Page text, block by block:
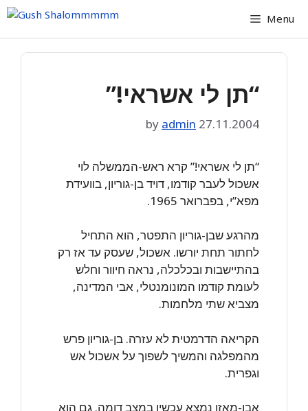
Skip
content
Menu
“תן לי אשראי!”
27.11.2004
by admin
“תן לי אשראי!” קרא ראש-הממשלה לוי
אשכול לעבר קודמו, דויד בן-גוריון, בוועידת
מפא”י, בפברואר 1965.
מהרגע שבן-גוריון התפטר, הוא התחיל
לחתור תחת יורשו. אשכול, שעסק עד אז רק
בהתיישבות ובכלכלה, נראה חיוור וחלש
לעומת קודמו המונומנטלי, אבי המדינה,
מצביא שתי מלחמות.
הקריאה הדרמטית לא עזרה. בן-גוריון פרש
מהמפלגה והמשיך לשפוך על אשכול אש
וגפרית.
אבו-מאזן נמצא עכשיו במצב דומה. גם הוא